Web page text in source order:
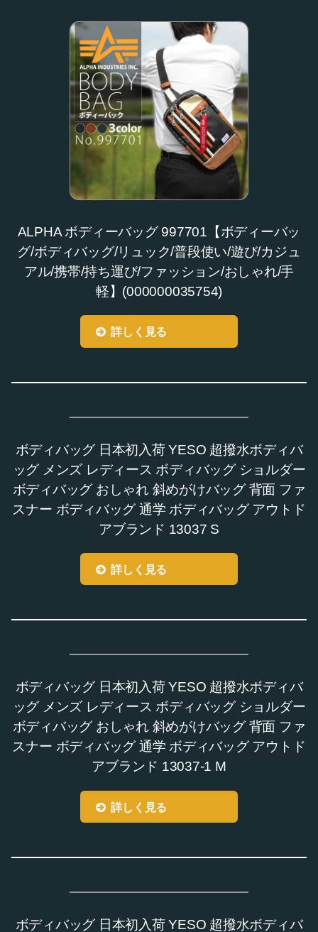
ALPHA ボディーバッグ 997701【ボディーバッ
グ/ボディバッグ/リュック/普段使い/遊び/カジュ
アル/携帯/持ち運び/ファッション/おしゃれ/手
軽】(000000035754)
詳しく見る
ボディバッグ 日本初入荷 YESO 超撥水ボディバ
ッグ メンズ レディース ボディバッグ ショルダー
ボディバッグ おしゃれ 斜めがけバッグ 背面 ファ
スナー ボディバッグ 通学 ボディバッグ アウトド
アブランド 13037 S
詳しく見る
ボディバッグ 日本初入荷 YESO 超撥水ボディバ
ッグ メンズ レディース ボディバッグ ショルダー
ボディバッグ おしゃれ 斜めがけバッグ 背面 ファ
スナー ボディバッグ 通学 ボディバッグ アウトド
アブランド 13037-1 M
詳しく見る
ボディバッグ 日本初入荷 YESO 超撥水ボディバ